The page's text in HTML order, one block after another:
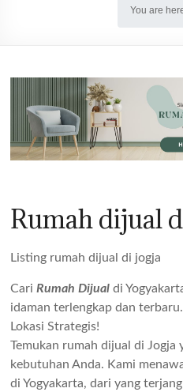
You are
Rumah dijual
Listing rumah dijual di jogja
CariRumah Dijual di
idaman terlengkap dan
Lokasi Strategis!
Temukan rumah dijual di Jogja
kebutuhan Anda. Kami
di Yogyakarta, dari yang